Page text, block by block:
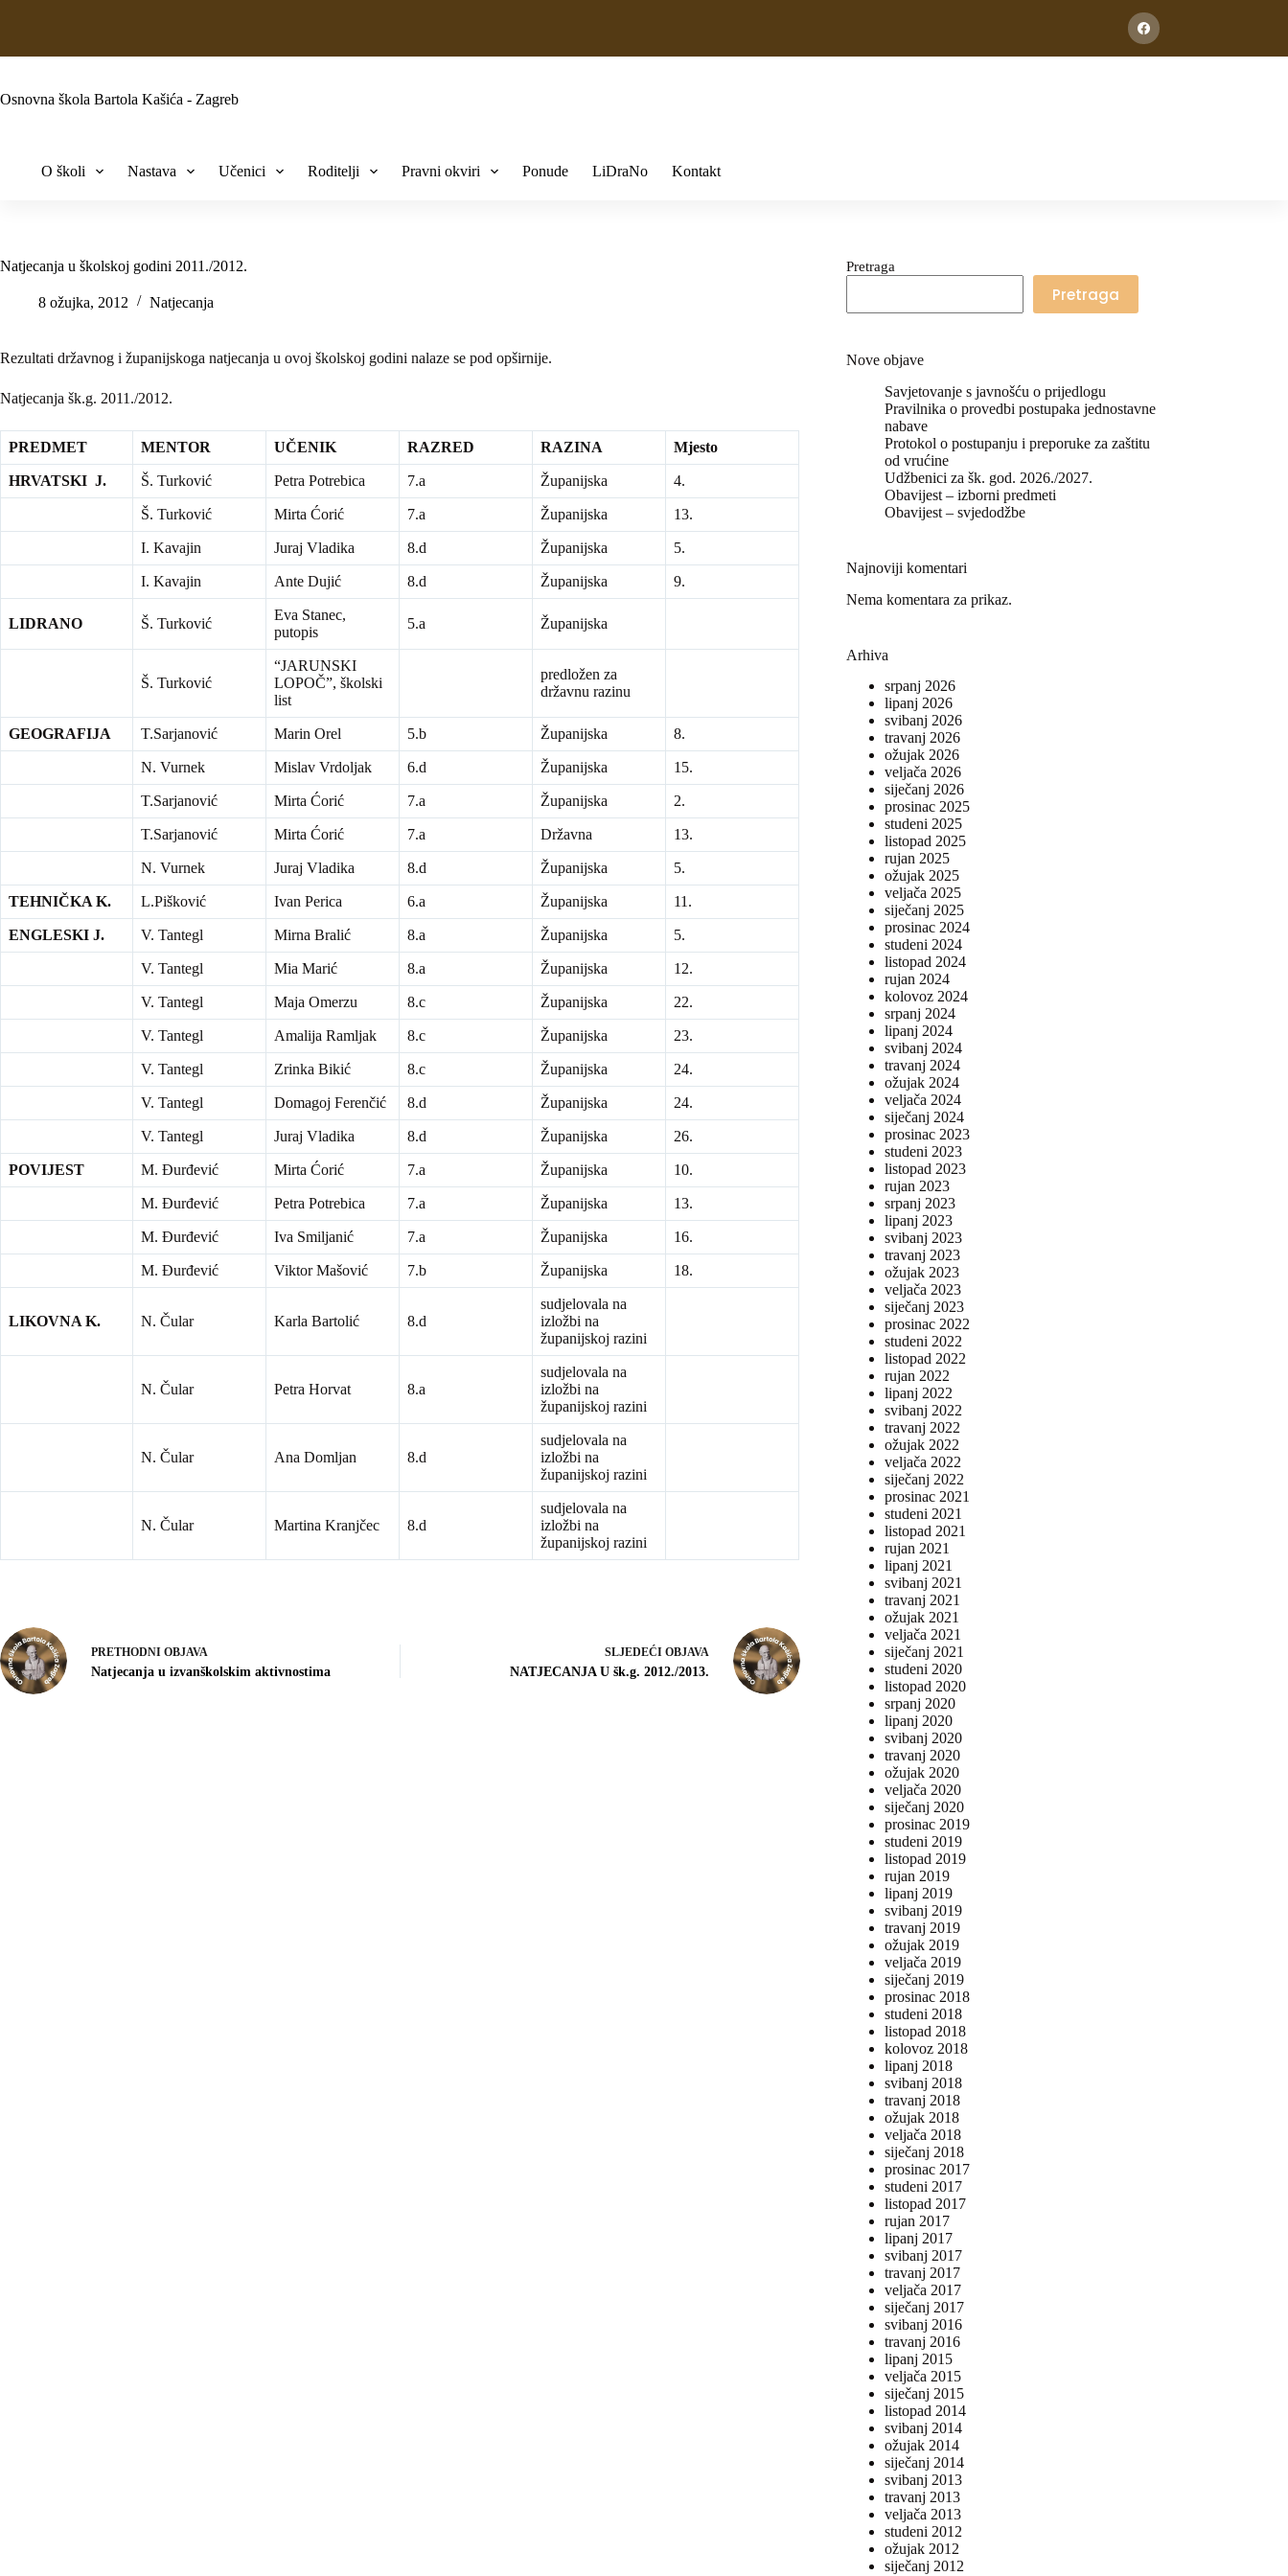
Osnovna škola Bartola Kašića - Zagreb
O školi Nastava Učenici Roditelji Pravni okviri Ponude LiDraNo Kontakt
Natjecanja u školskoj godini 2011./2012.
8 ožujka, 2012 Natjecanja
Rezultati državnog i županijskoga natjecanja u ovoj školskoj godini nalaze se pod opširnije.
Natjecanja šk.g. 2011./2012.
PREDMET MENTOR UČENIK RAZRED RAZINA Mjesto
HRVATSKI J. Š. Turković Petra Potrebica 7.a Županijska 4.
Š. Turković Mirta Ćorić 7.a Županijska 13.
I. Kavajin Juraj Vladika 8.d Županijska 5.
I. Kavajin Ante Dujić 8.d Županijska 9.
LIDRANO Š. Turković
Eva Stanec,
putopis
5.a Županijska
Š. Turković
“JARUNSKI
LOPOČ”, školski
list
predložen za
državnu razinu
GEOGRAFIJA T.Sarjanović Marin Orel 5.b Županijska 8.
N. Vurnek Mislav Vrdoljak 6.d Županijska 15.
T.Sarjanović Mirta Ćorić 7.a Županijska 2.
T.Sarjanović Mirta Ćorić 7.a Državna 13.
N. Vurnek Juraj Vladika 8.d Županijska 5.
TEHNIČKA K. L.Pišković Ivan Perica 6.a Županijska 11.
ENGLESKI J. V. Tantegl Mirna Bralić 8.a Županijska 5.
V. Tantegl Mia Marić 8.a Županijska 12.
V. Tantegl Maja Omerzu 8.c Županijska 22.
V. Tantegl Amalija Ramljak 8.c Županijska 23.
V. Tantegl Zrinka Bikić 8.c Županijska 24.
V. Tantegl Domagoj Ferenčić 8.d Županijska 24.
V. Tantegl Juraj Vladika 8.d Županijska 26.
POVIJEST M. Đurđević Mirta Ćorić 7.a Županijska 10.
M. Đurđević Petra Potrebica 7.a Županijska 13.
M. Đurđević Iva Smiljanić 7.a Županijska 16.
M. Đurđević Viktor Mašović 7.b Županijska 18.
LIKOVNA K. N. Čular Karla Bartolić 8.d
sudjelovala na
izložbi na
županijskoj razini
N. Čular Petra Horvat 8.a
sudjelovala na
izložbi na
županijskoj razini
N. Čular Ana Domljan 8.d
sudjelovala na
izložbi na
županijskoj razini
N. Čular Martina Kranjčec 8.d
sudjelovala na
izložbi na
županijskoj razini
PRETHODNI OBJAVA
Natjecanja u izvanškolskim aktivnostima
SLJEDEĆI OBJAVA
NATJECANJA U šk.g. 2012./2013.
Pretraga
Pretraga
Nove objave
Savjetovanje s javnošću o prijedlogu
Pravilnika o provedbi postupaka jednostavne
nabave
Protokol o postupanju i preporuke za zaštitu
od vrućine
Udžbenici za šk. god. 2026./2027.
Obavijest – izborni predmeti
Obavijest – svjedodžbe
Najnoviji komentari
Nema komentara za prikaz.
Arhiva
srpanj 2026
lipanj 2026
svibanj 2026
travanj 2026
ožujak 2026
veljača 2026
siječanj 2026
prosinac 2025
studeni 2025
listopad 2025
rujan 2025
ožujak 2025
veljača 2025
siječanj 2025
prosinac 2024
studeni 2024
listopad 2024
rujan 2024
kolovoz 2024
srpanj 2024
lipanj 2024
svibanj 2024
travanj 2024
ožujak 2024
veljača 2024
siječanj 2024
prosinac 2023
studeni 2023
listopad 2023
rujan 2023
srpanj 2023
lipanj 2023
svibanj 2023
travanj 2023
ožujak 2023
veljača 2023
siječanj 2023
prosinac 2022
studeni 2022
listopad 2022
rujan 2022
lipanj 2022
svibanj 2022
travanj 2022
ožujak 2022
veljača 2022
siječanj 2022
prosinac 2021
studeni 2021
listopad 2021
rujan 2021
lipanj 2021
svibanj 2021
travanj 2021
ožujak 2021
veljača 2021
siječanj 2021
studeni 2020
listopad 2020
srpanj 2020
lipanj 2020
svibanj 2020
travanj 2020
ožujak 2020
veljača 2020
siječanj 2020
prosinac 2019
studeni 2019
listopad 2019
rujan 2019
lipanj 2019
svibanj 2019
travanj 2019
ožujak 2019
veljača 2019
siječanj 2019
prosinac 2018
studeni 2018
listopad 2018
kolovoz 2018
lipanj 2018
svibanj 2018
travanj 2018
ožujak 2018
veljača 2018
siječanj 2018
prosinac 2017
studeni 2017
listopad 2017
rujan 2017
lipanj 2017
svibanj 2017
travanj 2017
veljača 2017
siječanj 2017
svibanj 2016
travanj 2016
lipanj 2015
veljača 2015
siječanj 2015
listopad 2014
svibanj 2014
ožujak 2014
siječanj 2014
svibanj 2013
travanj 2013
veljača 2013
studeni 2012
ožujak 2012
siječanj 2012